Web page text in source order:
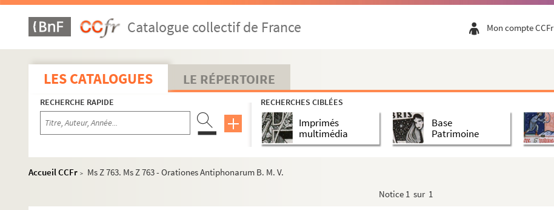
Catalogue collectif de France Mon compte CCFr
LES CATALOGUES LE RÉPERTOIRE
RECHERCHE RAPIDE RECHERCHES CIBLÉES
Imprimés
multimédia
Base
Patrimoine
Accueil CCFr >
Ms Z 763. Ms Z 763 - Orationes Antiphonarum B. M. V.
Notice 1 sur 1
Ms Z 734. Ms Z 734 - Georges Gazier. Notes diverses sur le Livre de prières de Maximilien. 1907-1908
Ms Z 735. Ms Z 735 - Documents divers concernant l'armée en Franche-Comté. 1759- 1922
Ms Z 736. Ms Z 736 - Charles Lapicque. Timbres. 1989 et 2010
Ms Z 737. Ms Z 737 - Documents comtois divers. 1746-1870
Ms Z 738. Ms Z 738 - Alfred Cauvet. Les Chants d'un prolétaire
Ms Z 739. Ms Z 739 - Juliette Drouet. Lettre à Victor Hugo. 23 février 1848
Ms Z 740. Ms Z 740 - Victor Hugo. Lettre à Adèle Hugo. Paris, février 1848
Ms Z 741. Ms Z 741 - Victor Hugo. Manuscrits, correspondance, papiers et documents divers. 1829-1985